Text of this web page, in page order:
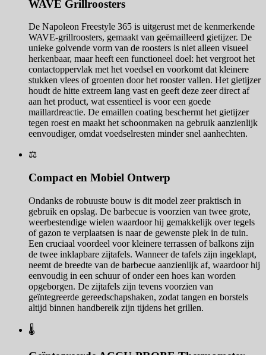
WAVE Grillroosters
De Napoleon Freestyle 365 is uitgerust met de kenmerkende
WAVE-grillroosters, gemaakt van geëmailleerd gietijzer. De
unieke golvende vorm van de roosters is niet alleen visueel
herkenbaar, maar heeft een functioneel doel: het vergroot het
contactoppervlak met het voedsel en voorkomt dat kleinere
stukken vlees of groenten door het rooster vallen. Het gietijzer
houdt de hitte extreem lang vast en geeft deze zeer direct af
aan het product, wat essentieel is voor een goede
maillardreactie. De emaillen coating beschermt het gietijzer
tegen roest en maakt het schoonmaken na gebruik aanzienlijk
eenvoudiger, omdat voedselresten minder snel aanhechten.
⚖️
Compact en Mobiel Ontwerp
Ondanks de robuuste bouw is dit model zeer praktisch in
gebruik en opslag. De barbecue is voorzien van twee grote,
weerbestendige wielen waardoor hij gemakkelijk over tegels
of gazon te verplaatsen is naar de gewenste plek in de tuin.
Een cruciaal voordeel voor kleinere terrassen of balkons zijn
de twee inklapbare zijtafels. Wanneer de tafels zijn ingeklapt,
neemt de breedte van de barbecue aanzienlijk af, waardoor hij
eenvoudig in een schuur of onder een hoes kan worden
opgeborgen. De zijtafels zijn tevens voorzien van
geïntegreerde gereedschapshaken, zodat tangen en borstels
altijd binnen handbereik zijn tijdens het grillen.
🌡️